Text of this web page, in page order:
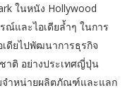
ในหนัง Hollywood
ณ์และไอเดียล้ำๆ ในการ
เดียไปพัฒนาการธุรกิจ
าติ อย่างประเทศญี่ปุ่น
จำหน่ายผลิตภัณฑ์และแลก